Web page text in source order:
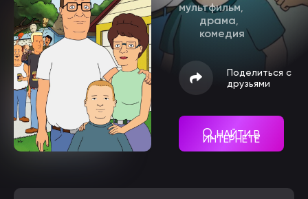
мультфильм
драма
комедия
Поделиться с
друзьями
НАЙТИ В
ИНТЕРНЕТЕ